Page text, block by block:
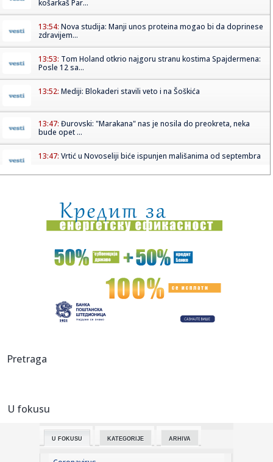
košarkaš Par...
13:54: Nova studija: Manji unos proteina mogao bi da doprinese
zdravijem...
13:53: Tom Holand otkrio najgoru stranu kostima Spajdermena:
Posle 12 sa...
13:52: Mediji: Blokaderi stavili veto i na Šoškića
13:47: Đurovski: "Marakana" nas je nosila do preokreta, neka
bude opet ...
13:47: Vrtić u Novoseliji biće ispunjen mališanima od septembra
13:47:Brutalno udarila rivalku pa poručila: Privilegija bijelaca
(VIDE...
13:46:"Ostavljeni sin Asmina Durdžića" u stvari je poznati
tiktoker? ...
Zenit stiže u Beograd i testira Partizan
13:43:Nizak nivo Dunava otkrio most rimskog cara Konstantina I
13:34:
13:33: Žive legende NFL: Bris, Fidžerald, Kikli, Vinatrijer i Kreg u K...
Pretraga
U fokusu
U FOKUSU KATEGORIJE ARHIVA